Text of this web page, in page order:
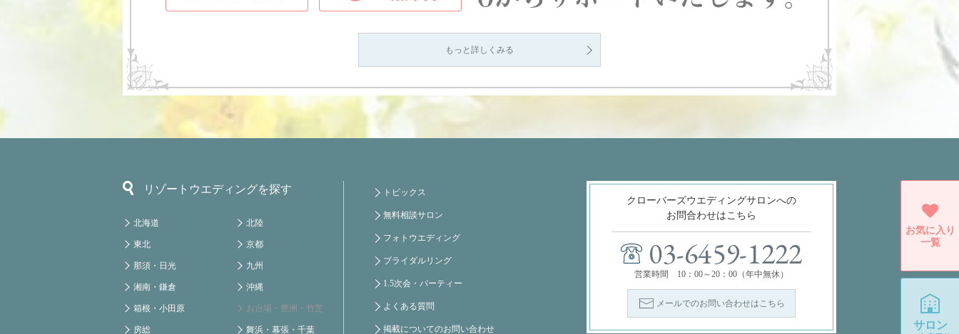
もっと詳しくみる
リゾートウエディングを探す
北海道
東北
那須・日光
湘南・鎌倉
箱根・小田原
房総
北陸
京都
九州
沖縄
お台場・豊洲・竹芝
舞浜・幕張・千葉
トピックス
無料相談サロン
フォトウエディング
ブライダルリング
1.5次会・パーティー
よくある質問
掲載についてのお問い合わせ
クローバーズウエディングサロンへの
お問合わせはこちら
03-6459-1222
営業時間 10：00～20：00（年中無休）
メールでのお問い合わせはこちら
お気に入り
一覧
サロン